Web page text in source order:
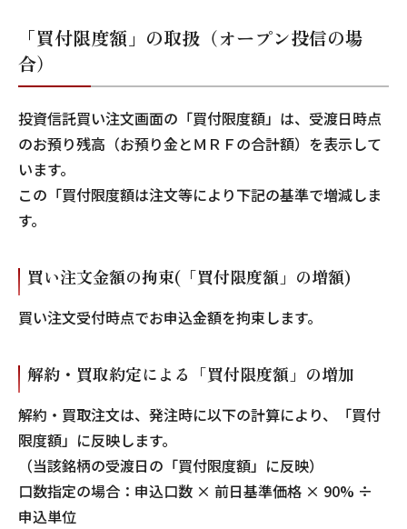
「買付限度額」の取扱（オープン投信の場
合）
投資信託買い注文画面の「買付限度額」は、受渡日時点
のお預り残高（お預り金とＭＲＦの合計額）を表示して
います。
この「買付限度額は注文等により下記の基準で増減しま
す。
買い注文金額の拘束(「買付限度額」の増額)
買い注文受付時点でお申込金額を拘束します。
解約・買取約定による「買付限度額」の増加
解約・買取注文は、発注時に以下の計算により、「買付
限度額」に反映します。
（当該銘柄の受渡日の「買付限度額」に反映）
口数指定の場合：申込口数 × 前日基準価格 × 90% ÷
申込単位